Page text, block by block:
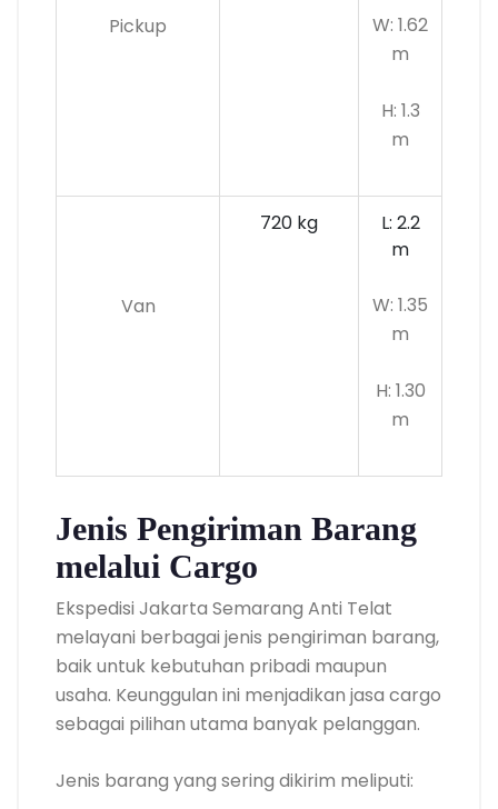
Pickup
W: 1.62
m
H: 1.3
m
Van
720 kg
L: 2.2
m
W: 1.35
m
H: 1.30
m
Jenis Pengiriman Barang
melalui Cargo
Ekspedisi Jakarta Semarang Anti Telat
melayani berbagai jenis pengiriman barang,
baik untuk kebutuhan pribadi maupun
usaha. Keunggulan ini menjadikan jasa cargo
sebagai pilihan utama banyak pelanggan.
Jenis barang yang sering dikirim meliputi: